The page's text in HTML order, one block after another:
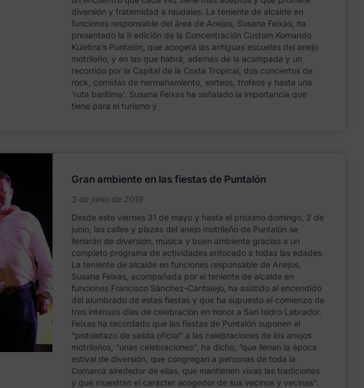
diversión y fraternidad a raudales. La teniente de alcalde en
funciones responsable del área de Anejos, Susana Feixas, ha
presentado la II edición de la Concentración Custom Komando
Kulebra’s Puntalón, que acogerá las antiguas escuelas del anejo
motrileño, y en las que habrá, además de la acampada y un
recorrido por la Capital de la Costa Tropical, dos conciertos de
rock, comidas de hermanamiento, sorteos, trofeos y hasta una
‘ruta barítima’. Susana Feixas ha señalado la importancia que
tiene para el turismo y
Gran ambiente en las fiestas de Puntalón
3 de junio de 2019
Desde este viernes 31 de mayo y hasta el próximo domingo, 2 de
junio, las calles y plazas del anejo motrileño de Puntalón se
llenarán de diversión, música y buen ambiente gracias a un
completo programa de actividades enfocado a todas las edades.
La teniente de alcalde en funciones responsable de Anejos,
Susana Feixas, acompañada por el teniente de alcalde en
funciones Francisco Sánchez-Cantalejo, ha asistido al encendido
del alumbrado de estas fiestas y que ha supuesto el comienzo de
tres intensos días de celebración en honor a San Isidro Labrador.
Feixas ha recordado que las fiestas de Puntalón suponen el
“pistoletazo de salida oficial” a las celebraciones de los anejos
motrileños, “unas celebraciones”, ha dicho, “que llenan la época
estival de diversión, que congregan a personas de toda la
Comarca alrededor de ellas, que mantienen vivas las tradiciones
y que muestran el carácter acogedor de sus vecinos y vecinas”.